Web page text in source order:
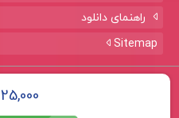
راهنمای دانلود
Sitemap
تمامی حقوق برای سایت
25,000 تومان